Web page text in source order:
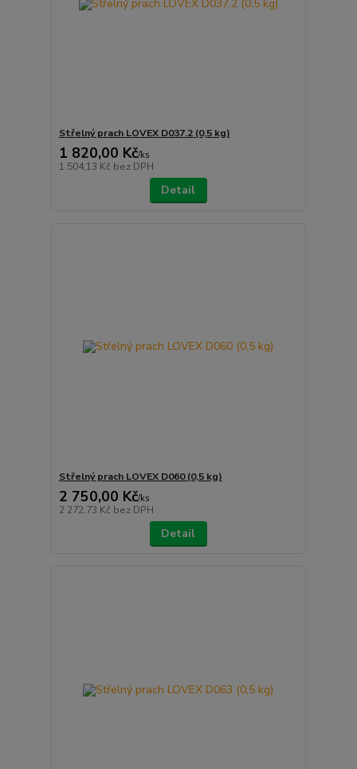
Střelný prach LOVEX D037.2 (0,5 kg)
1 820,00 Kč/ks
1 504,13 Kč bez DPH
Detail
Střelný prach LOVEX D060 (0,5 kg)
2 750,00 Kč/ks
2 272,73 Kč bez DPH
Detail